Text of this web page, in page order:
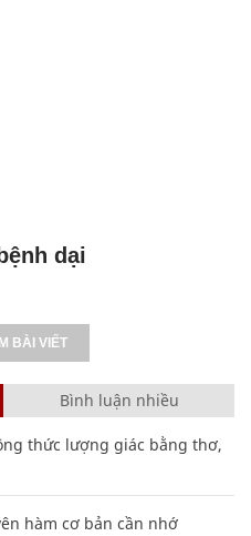
dại
BÀI VIẾT
Bình luận nhiều
thức lượng giác bằng thơ,
hàm cơ bản cần nhớ